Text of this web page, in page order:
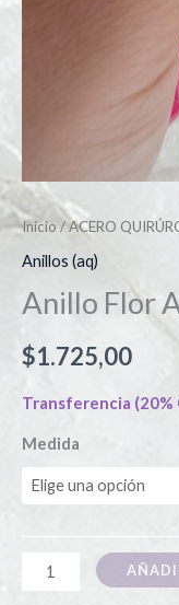
Inicio/ACERO
Anillos (aq)
Anillo Flor
$1.725,00
Transferencia (20%
Medida